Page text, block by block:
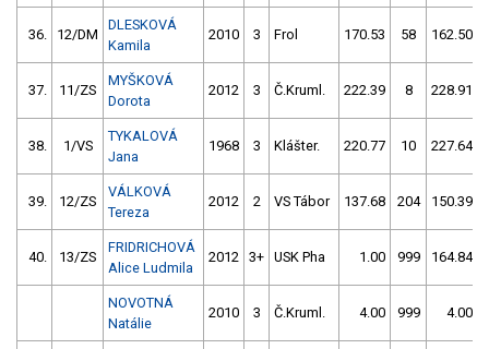
36. 12/DM
DLESKOVÁ
Kamila
2010 3 Frol 170.53 58 162.50
37. 11/ZS
MYŠKOVÁ
Dorota
2012 3 Č.Kruml. 222.39 8 228.91
38. 1/VS
TYKALOVÁ
Jana
1968 3 Klášter. 220.77 10 227.64
39. 12/ZS
VÁLKOVÁ
Tereza
2012 2 VS Tábor 137.68 204 150.39
40. 13/ZS
FRIDRICHOVÁ
Alice Ludmila
2012 3+ USK Pha 1.00 999 164.84
NOVOTNÁ
Natálie
2010 3 Č.Kruml. 4.00 999 4.00